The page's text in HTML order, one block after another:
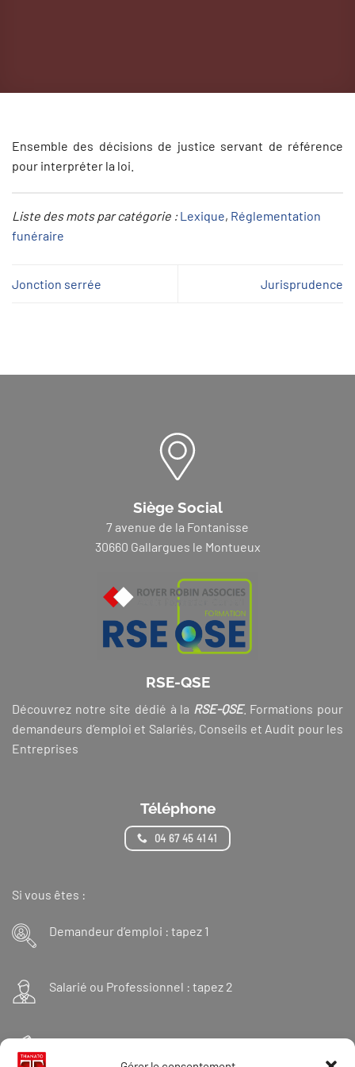
Ensemble des décisions de justice servant de référence
pour interpréter la loi.
Liste des mots par catégorie : Lexique, Réglementation
funéraire
Jonction serrée Jurisprudence
Siège Social
7 avenue de la Fontanisse
30660 Gallargues le Montueux
RSE-QSE
Découvrez notre site dédié à la RSE-QSE. Formations pour
demandeurs d’emploi et Salariés, Conseils et Audit pour les
Entreprises
Téléphone
04 67 45 41 41
Si vous êtes :
Demandeur d’emploi : tapez 1
Salarié ou Professionnel : tapez 2
Financeur : tapez 3